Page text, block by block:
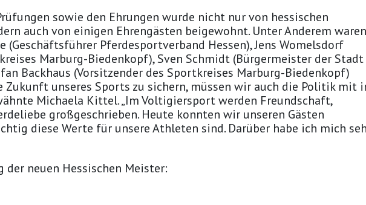
sowie den Ehrungen wurde nicht nur von hessischen
auch von einigen Ehrengästen beigewohnt. Unter Anderem waren
(Geschäftsführer Pferdesportverband Hessen), Jens Womelsdorf
Marburg-Biedenkopf), Sven Schmidt (Bürgermeister der Stadt
Backhaus (Vorsitzender des Sportkreises Marburg-Biedenkopf)
Zukunft unseres Sports zu sichern, müssen wir auch die Politik mit
Michaela Kittel. „Im Voltigiersport werden Freundschaft,
großgeschrieben. Heute konnten wir unseren Gästen
diese Werte für unsere Athleten sind. Darüber habe ich mich
neuen Hessischen Meister: